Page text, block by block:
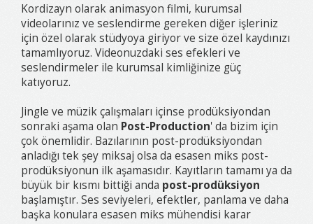
Kordizayn olarak animasyon filmi, kurumsal
videolarınız ve seslendirme gereken diğer işleriniz
için özel olarak stüdyoya giriyor ve size özel kaydınızı
tamamlıyoruz. Videonuzdaki ses efekleri ve
seslendirmeler ile kurumsal kimliğinize güç
katıyoruz.
Jingle ve müzik çalışmaları içinse prodüksiyondan
sonraki aşama olan Post-Production' da bizim için
çok önemlidir. Bazılarının post-prodüksiyondan
anladığı tek şey miksaj olsa da esasen miks post-
prodüksiyonun ilk aşamasıdır. Kayıtların tamamı ya da
büyük bir kısmı bittiği anda post-prodüksiyon
başlamıştır. Ses seviyeleri, efektler, panlama ve daha
başka konulara esasen miks mühendisi karar